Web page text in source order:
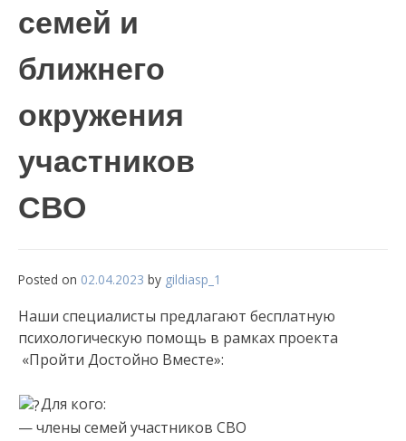
семей и
ближнего
окружения
участников
СВО
Posted on 02.04.2023 by gildiasp_1
Наши специалисты предлагают бесплатную
психологическую помощь в рамках проекта
«Пройти Достойно Вместе»:
Для кого:
— члены семей участников СВО